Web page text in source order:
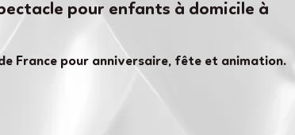
pour enfants à domicile à
France pour anniversaire, fête et animation.